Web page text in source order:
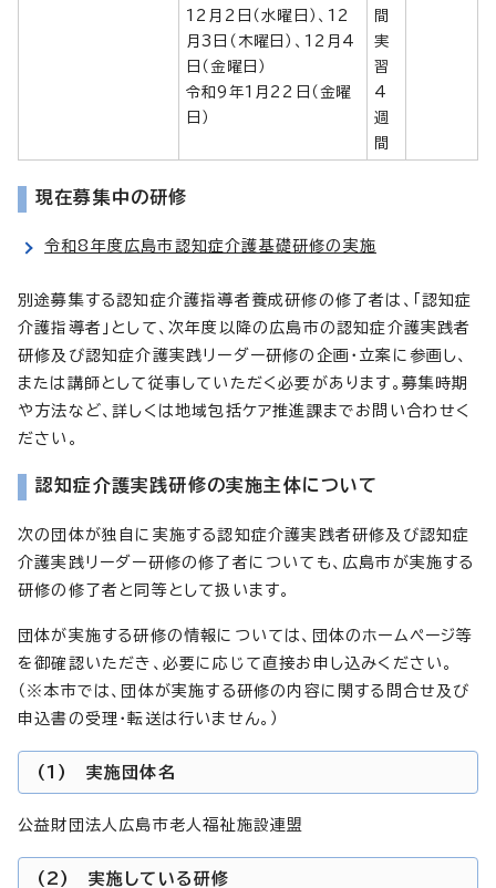
12月2日（水曜日）、12
月3日（木曜日）、12月4
日（金曜日）
令和9年1月22日（金曜
日）
間
実
習
4
週
間
現在募集中の研修
令和8年度広島市認知症介護基礎研修の実施
別途募集する認知症介護指導者養成研修の修了者は、「認知症
介護指導者」として、次年度以降の広島市の認知症介護実践者
研修及び認知症介護実践リーダー研修の企画・立案に参画し、
または講師として従事していただく必要があります。募集時期
や方法など、詳しくは地域包括ケア推進課までお問い合わせく
ださい。
認知症介護実践研修の実施主体について
次の団体が独自に実施する認知症介護実践者研修及び認知症
介護実践リーダー研修の修了者についても、広島市が実施する
研修の修了者と同等として扱います。
団体が実施する研修の情報については、団体のホームページ等
を御確認いただき、必要に応じて直接お申し込みください。
（※本市では、団体が実施する研修の内容に関する問合せ及び
申込書の受理・転送は行いません。）
(1) 実施団体名
公益財団法人広島市老人福祉施設連盟
(2) 実施している研修